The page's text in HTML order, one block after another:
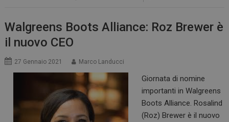
Walgreens Boots Alliance: Roz Brewer è
il nuovo CEO
27 Gennaio 2021 Marco Landucci
Giornata di nomine
importanti in Walgreens
Boots Alliance. Rosalind
(Roz) Brewer è il nuovo